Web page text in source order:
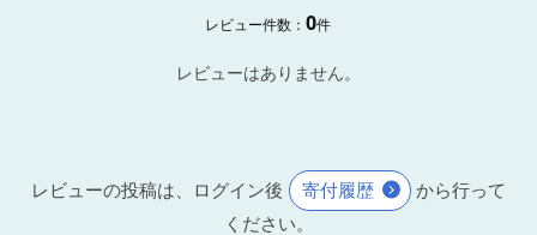
レビュー件数：0件
レビューはありません。
レビューの投稿は、ログイン後 寄付履歴
から行って
ください。